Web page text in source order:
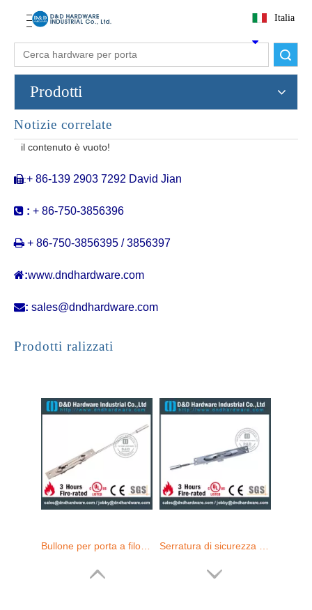
Italia
Prodotti
Notizie correlate
il contenuto è vuoto!
:+ 86-139 2903 7292 David Jian
 : + 86-750-3856396
 + 86-750-3856395 / 3856397
:www.dndhardware.com
: sales@dndhardware.com
Prodotti ralizzati